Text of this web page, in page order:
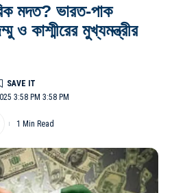
মদত? ভারত-পাক
ও কাশ্মীরের মুখ্যমন্ত্রীর
3:58 PM 3:58 PM
1 Min Read